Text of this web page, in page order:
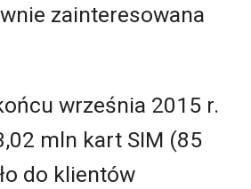
zainteresowana
września 2015 r.
mln kart SIM (85
do klientów